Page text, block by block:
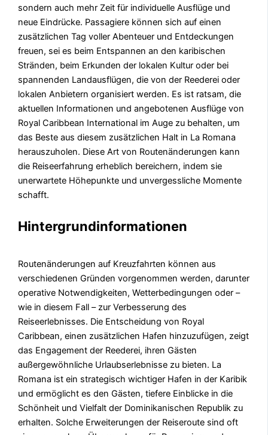
sondern auch mehr Zeit für individuelle Ausflüge und
neue Eindrücke. Passagiere können sich auf einen
zusätzlichen Tag voller Abenteuer und Entdeckungen
freuen, sei es beim Entspannen an den karibischen
Stränden, beim Erkunden der lokalen Kultur oder bei
spannenden Landausflügen, die von der Reederei oder
lokalen Anbietern organisiert werden. Es ist ratsam, die
aktuellen Informationen und angebotenen Ausflüge von
Royal Caribbean International im Auge zu behalten, um
das Beste aus diesem zusätzlichen Halt in La Romana
herauszuholen. Diese Art von Routenänderungen kann
die Reiseerfahrung erheblich bereichern, indem sie
unerwartete Höhepunkte und unvergessliche Momente
schafft.
Hintergrundinformationen
Routenänderungen auf Kreuzfahrten können aus
verschiedenen Gründen vorgenommen werden, darunter
operative Notwendigkeiten, Wetterbedingungen oder –
wie in diesem Fall – zur Verbesserung des
Reiseerlebnisses. Die Entscheidung von Royal
Caribbean, einen zusätzlichen Hafen hinzuzufügen, zeigt
das Engagement der Reederei, ihren Gästen
außergewöhnliche Urlaubserlebnisse zu bieten. La
Romana ist ein strategisch wichtiger Hafen in der Karibik
und ermöglicht es den Gästen, tiefere Einblicke in die
Schönheit und Vielfalt der Dominikanischen Republik zu
erhalten. Solche Erweiterungen der Reiseroute sind oft